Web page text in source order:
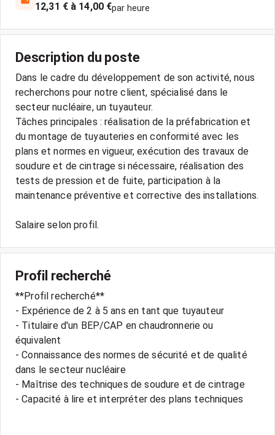
12,31 € à 14,00 €par heure
Description du poste
Dans le cadre du développement de son activité, nous
recherchons pour notre client, spécialisé dans le
secteur nucléaire, un tuyauteur.
Tâches principales : réalisation de la préfabrication et
du montage de tuyauteries en conformité avec les
plans et normes en vigueur, exécution des travaux de
soudure et de cintrage si nécessaire, réalisation des
tests de pression et de fuite, participation à la
maintenance préventive et corrective des installations.
Salaire selon profil.
Profil recherché
**Profil recherché**
- Expérience de 2 à 5 ans en tant que tuyauteur
- Titulaire d'un BEP/CAP en chaudronnerie ou
équivalent
- Connaissance des normes de sécurité et de qualité
dans le secteur nucléaire
- Maîtrise des techniques de soudure et de cintrage
- Capacité à lire et interpréter des plans techniques